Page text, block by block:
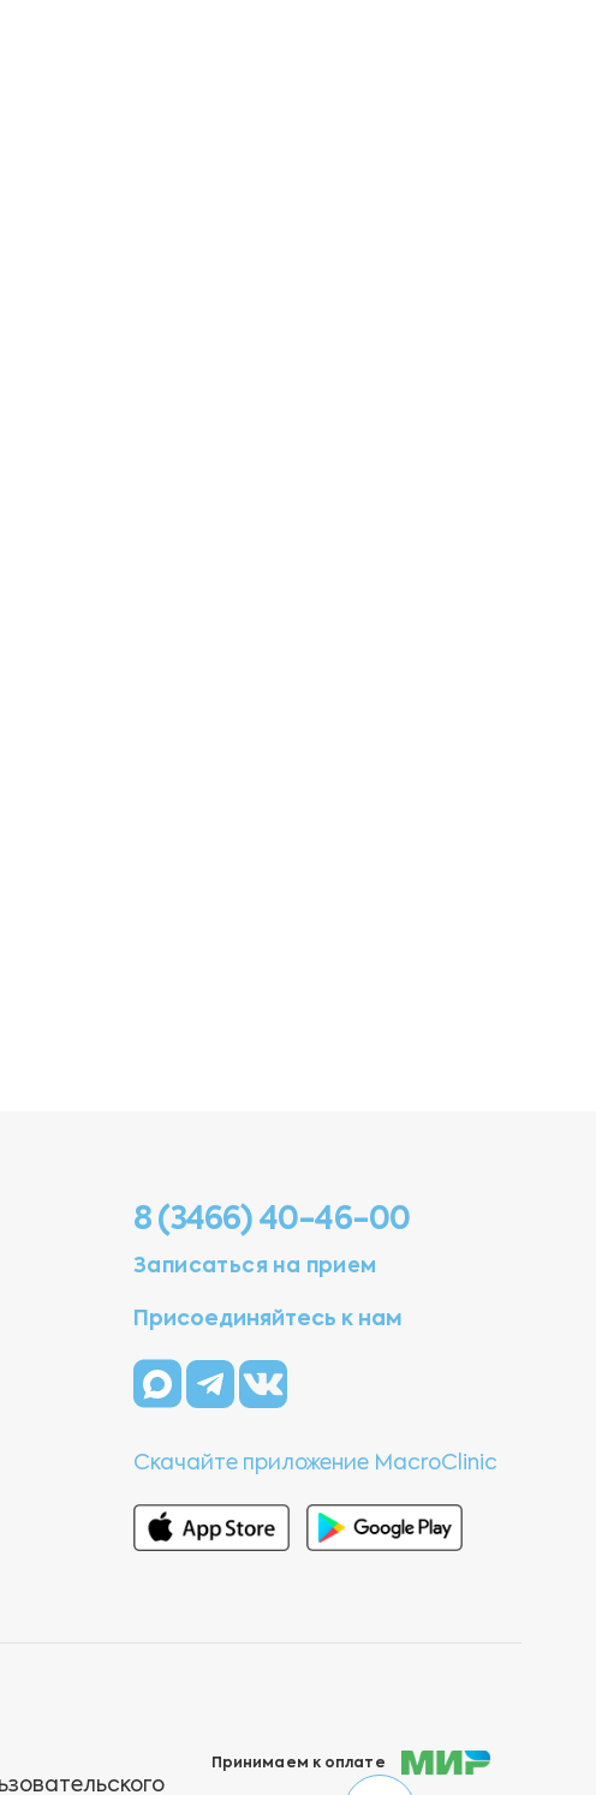
8 (3466) 40-46-00
Записаться на прием
Присоединяйтесь к нам
Скачайте приложение MacroClinic
Принимаем к оплате